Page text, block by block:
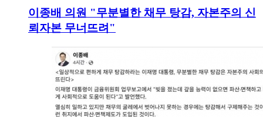
이종배 의원 "무분별한 채무 탕감, 자본주의 신
뢰자본 무너뜨려"